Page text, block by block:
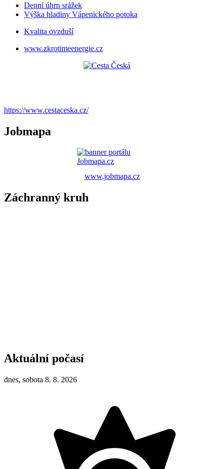
Denní úhrn srážek
Výška hladiny Vápenického potoka
Kvalita ovzduší
www.zkrotimeenergie.cz
https://www.cestaceska.cz/
Jobmapa
www.jobmapa.cz
Záchranný kruh
Aktuální počasí
dnes, sobota 8. 8. 2026